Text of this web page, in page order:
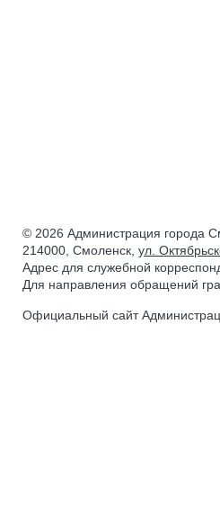
© 2026 Администрация города
214000, Смоленск,ул.
Адрес для служебной
Для направления обращений
Официальный сайт